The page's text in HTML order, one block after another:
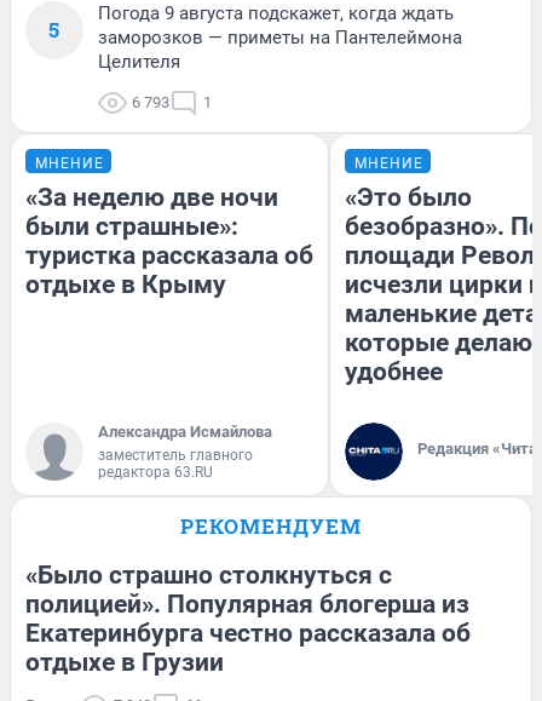
5
Погода 9 августа подскажет, когда ждать
заморозков — приметы на Пантелеймона
Целителя
6 793 1
МНЕНИЕ
«За неделю две ночи
были страшные»:
туристка рассказала об
отдыхе в Крыму
Александра Исмайлова
заместитель главного
редактора 63.RU
МНЕНИЕ
«Это было
безобразно».
площади
исчезли цирки
маленькие
которые
удобнее
Редакция
РЕКОМЕНДУЕМ
«Было страшно столкнуться с
полицией». Популярная блогерша из
Екатеринбурга честно рассказала об
отдыхе в Грузии